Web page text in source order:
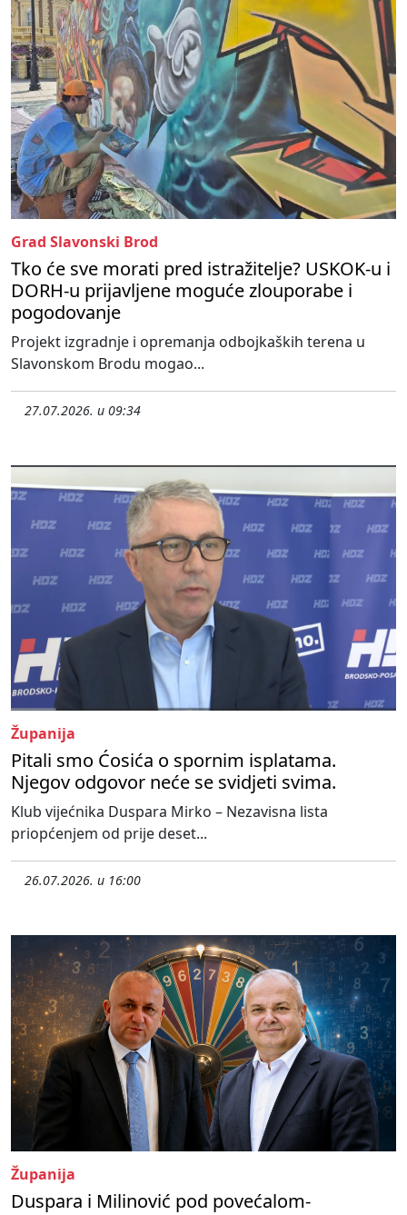
Grad Slavonski Brod
Tko će sve morati pred istražitelje? USKOK-u i
DORH-u prijavljene moguće zlouporabe i
pogodovanje
Projekt izgradnje i opremanja odbojkaških terena u
Slavonskom Brodu mogao...
27.07.2026. u 09:34
Županija
Pitali smo Ćosića o spornim isplatama.
Njegov odgovor neće se svidjeti svima.
Klub vijećnika Duspara Mirko – Nezavisna lista
priopćenjem od prije deset...
26.07.2026. u 16:00
Županija
Duspara i Milinović pod povećalom-